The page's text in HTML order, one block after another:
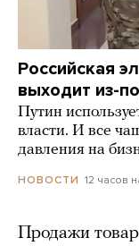
Российская
выходит из-
Путин
власти. И все
давления на
НОВОСТИ 12 часов
Продажи